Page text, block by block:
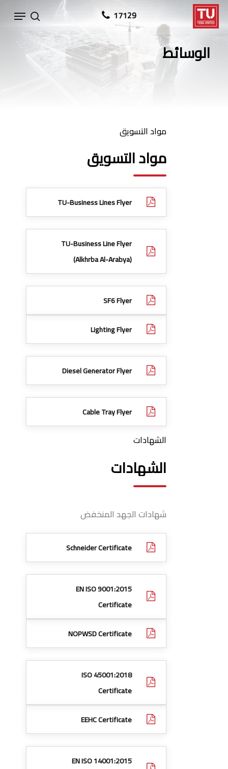
Skip
to
content
17129
search
Menu
الوسائط
مواد التسويق
مواد التسويق
TU-Business Lines Flyer
TU-Business Line Flyer
(Alkhrba Al-Arabya)
SF6 Flyer
Lighting Flyer
Diesel Generator Flyer
Cable Tray Flyer
الشهادات
الشهادات
شهادات الجهد المنخفض
Schneider Certificate
EN ISO 9001:2015
Certificate
NOPWSD Certificate
ISO 45001:2018
Certificate
EEHC Certificate
EN ISO 14001:2015